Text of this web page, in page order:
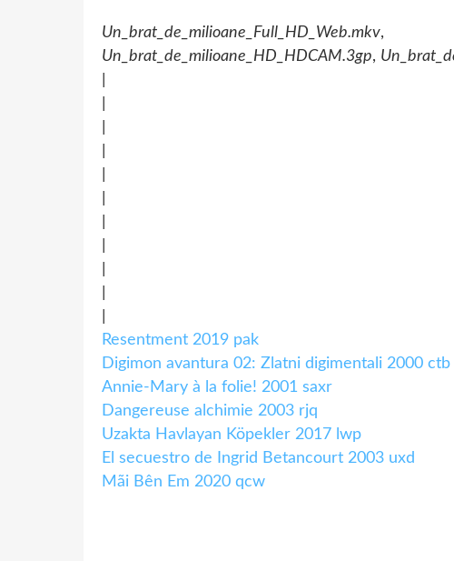
Un_brat_de_milioane_Full_HD_Web.mkv
Un_brat_de_milioane_HD_HDCAM.3gp,
Resentment 2019 pak
Digimon avantura 02: Zlatni digimentali 2000 ctb
Annie-Mary à la folie! 2001 saxr
Dangereuse alchimie 2003 rjq
Uzakta Havlayan Köpekler 2017 lwp
El secuestro de Ingrid Betancourt 2003 uxd
Mãi Bên Em 2020 qcw